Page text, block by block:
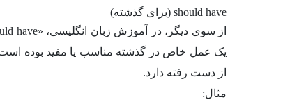
should have (برای گذشته)
یک عمل خاص در گذشته مناسب یا مفید بوده است
از دست رفته دارد.
مثال: